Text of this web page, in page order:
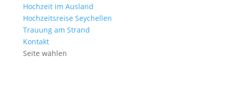
Hochzeit im Ausland
Hochzeitsreise Seychellen
Trauung am Strand
Kontakt
Seite wählen